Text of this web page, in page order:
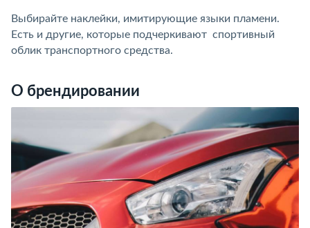
Выбирайте наклейки, имитирующие языки пламени.
Есть и другие, которые подчеркивают спортивный
облик транспортного средства.
О брендировании